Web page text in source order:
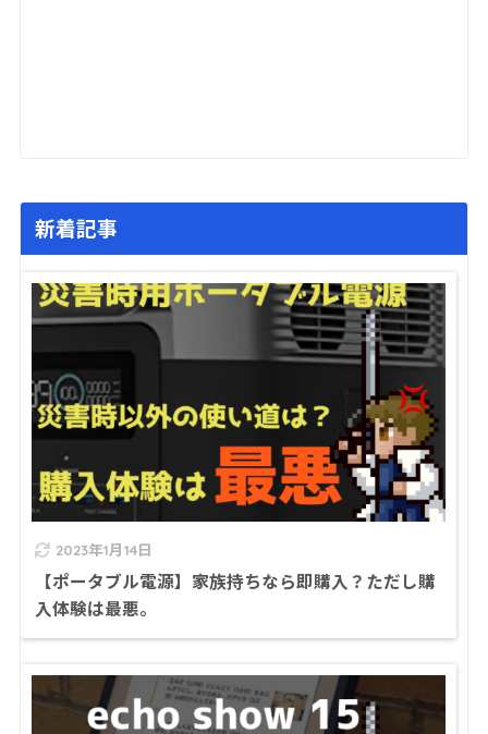
新着記事
2023年1月14日
【ポータブル電源】家族持ちなら即購入？ただし購
入体験は最悪。